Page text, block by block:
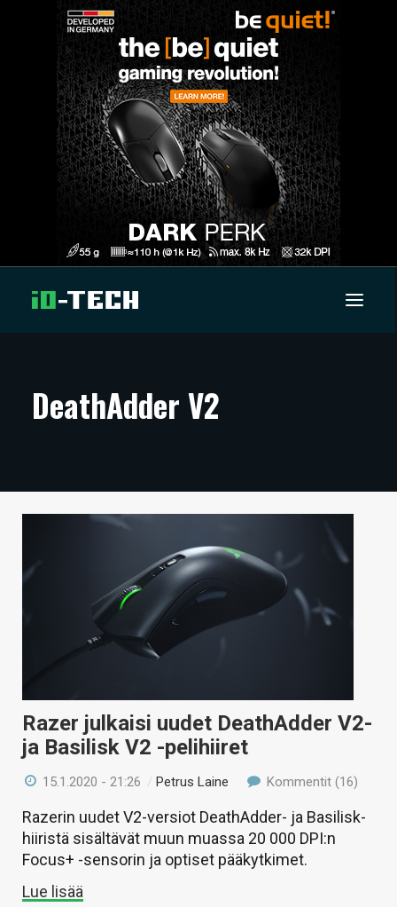
ARTIKKELIT
TECHBBS
HINTA.FI
VAIHDA TEEMA
HAKU
DeathAdder V2
Razer julkaisi uudet DeathAdder V2-
ja Basilisk V2 -pelihiiret
15.1.2020 - 21:26 /Petrus Laine Kommentit (16)
Razerin uudet V2-versiot DeathAdder- ja Basilisk-
hiiristä sisältävät muun muassa 20 000 DPI:n
Focus+ -sensorin ja optiset pääkytkimet.
Lue lisää